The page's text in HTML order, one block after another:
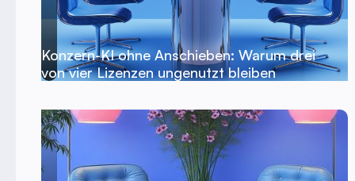
Konzern-KI ohne Anschieben: Warum drei
von vier Lizenzen ungenutzt bleiben